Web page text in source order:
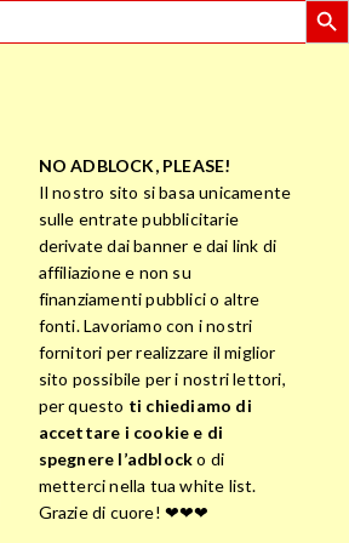
NO ADBLOCK, PLEASE!
Il nostro sito si basa unicamente
sulle entrate pubblicitarie
derivate dai banner e dai link di
affiliazione e non su
finanziamenti pubblici o altre
fonti. Lavoriamo con i nostri
fornitori per realizzare il miglior
sito possibile per i nostri lettori,
per questo ti chiediamo di
accettare i cookie e di
spegnere l’adblocko di
metterci nella tua white list.
Grazie di cuore! ❤❤❤